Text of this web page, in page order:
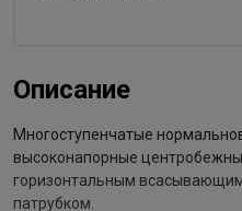
Описание
Многоступенчатые
высоконапорные
горизонтальным
патрубком.